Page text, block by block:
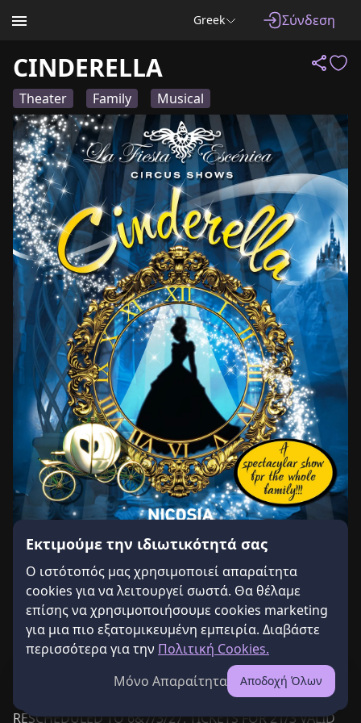
Εκτιμούμε την ιδιωτικότητά σας
Ο ιστότοπός μας χρησιμοποιεί απαραίτητα
cookies για να λειτουργεί σωστά. Θα θέλαμε
επίσης να χρησιμοποιήσουμε cookies marketing
για μια πιο εξατομικευμένη εμπειρία. Διαβάστε
περισσότερα για την Πολιτική Cookies.
Μόνο Απαραίτητα
Αποδοχή Όλων
Greek Σύνδεση
Εξωτερική Εκδήλωση Αγορά Εισιτηρίων
CINDERELLA
Theater Family Musical
Σχετικά με την Εκδήλωση
ANNOUNCEMENT:
DUE TO CURRENT FLIGHT SITUATION 'CINDERELLA'
SHOWS ON 21 &22/3/26 AT N/SIA THEATRE ARE
RESCHEDULED TO 6&7/3/27. TICKETS FOR 21/3 VALID